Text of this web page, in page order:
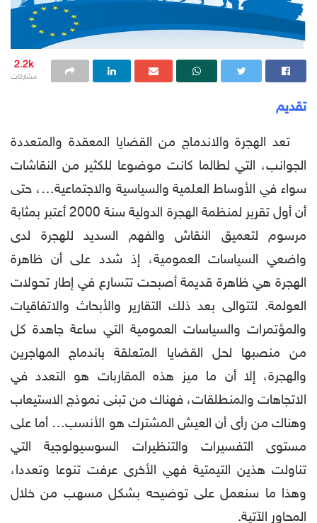
2.2k
مشاركات
تقديم
تعد الهجرة والاندماج من القضايا المعقدة والمتعددة
الجوانب، التي لطالما كانت موضوعا للكثير من النقاشات
سواء في الأوساط العلمية والسياسية والاجتماعية…، حتى
أن أول تقرير لمنظمة الهجرة الدولية سنة 2000 أعتبر بمثابة
مرسوم لتعميق النقاش والفهم السديد للهجرة لدى
واضعي السياسات العمومية، إذ شدد على أن ظاهرة
الهجرة هي ظاهرة قديمة أصبحت تتسارع في إطار تحولات
العولمة. لتتوالى بعد ذلك التقارير والأبحاث والاتفاقيات
والمؤتمرات والسياسات العمومية التي ساعة جاهدة كل
من منصبها لحل القضايا المتعلقة باندماج المهاجرين
والهجرة، إلا أن ما ميز هذه المقاربات هو التعدد في
الاتجاهات والمنطلقات، فهناك من تبنى نموذج الاستيعاب
وهناك من رأى أن العيش المشترك هو الأنسب… أما على
مستوى التفسيرات والتنظيرات السوسيولوجية التي
تناولت هذين التيمتية فهي الأخرى عرفت تنوعا وتعددا،
وهذا ما سنعمل على توضيحه بشكل مسهب من خلال
المحاور الآتية.